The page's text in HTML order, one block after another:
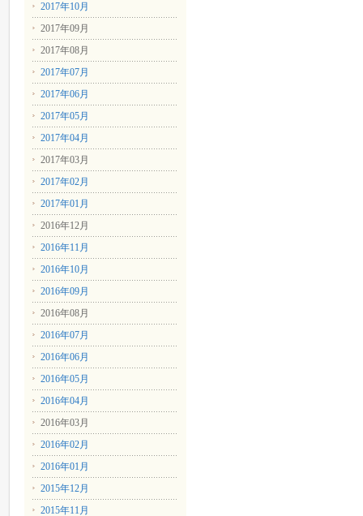
2017年10月
2017年09月
2017年08月
2017年07月
2017年06月
2017年05月
2017年04月
2017年03月
2017年02月
2017年01月
2016年12月
2016年11月
2016年10月
2016年09月
2016年08月
2016年07月
2016年06月
2016年05月
2016年04月
2016年03月
2016年02月
2016年01月
2015年12月
2015年11月